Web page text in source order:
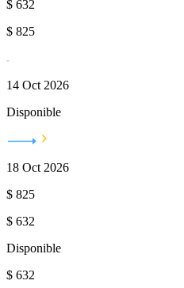
$ 632
$ 825
14 Oct 2026
Disponible
18 Oct 2026
$ 825
$ 632
Disponible
$ 632